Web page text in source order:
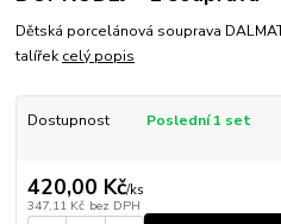
Dětská porcelánová souprava
talířek celý popis
Dostupnost Poslední 1 set
420,00 Kč/ks
347,11 Kč bez DPH